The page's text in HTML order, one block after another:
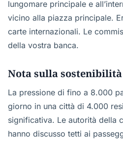
lungomare principale e
vicino alla piazza principale.
carte internazionali. Le
della vostra banca.
Nota sulla
La pressione di fino a 8.000
giorno in una città di 4.000
significativa. Le autorità della
hanno discusso tetti ai